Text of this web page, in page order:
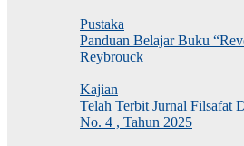
Pustaka
Panduan Belajar Buku
Reybrouck
Kajian
Telah Terbit Jurnal Filsafat
No. 4 , Tahun 2025